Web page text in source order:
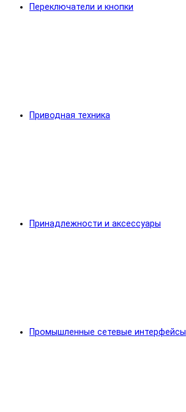
Переключатели и кнопки
Приводная техника
Принадлежности и аксессуары
Промышленные сетевые интерфейсы